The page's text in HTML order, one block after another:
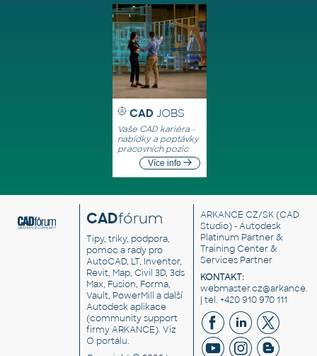
CAD JOBS
Vaše CAD kariéra -
nabídky a poptávky
pracovních pozic
Více info
CADfórum
Tipy, triky, podpora,
pomoc a rady pro
AutoCAD, LT, Inventor,
Revit, Map, Civil 3D, 3ds
Max, Fusion, Forma,
Vault, PowerMill a další
Autodesk aplikace
(community support
firmy ARKANCE). Viz
O portálu.
ARKANCE CZ/SK(CAD
Studio) - Autodesk
Platinum Partner &
Training Center &
Services Partner
KONTAKT:
| tel. +420 910 970 111